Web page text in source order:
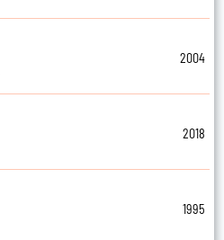
2004
2018
1995